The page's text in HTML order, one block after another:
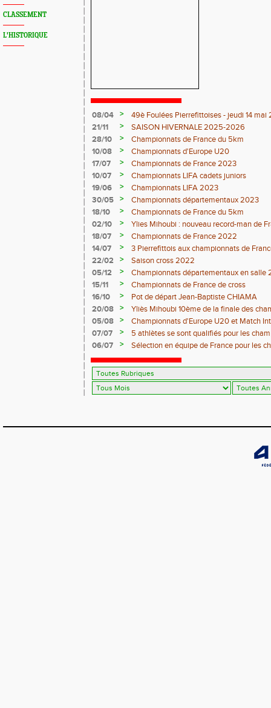
CLASSEMENT
L'HISTORIQUE
08/04 >
49è Foulées Pierrefittoises - jeudi 14
21/11
>
SAISON HIVERNALE 2025-2026
28/10
>
Championnats de France du 5km
10/08
>
Championnats d'Europe U20
17/07
>
Championnats de France 2023
10/07
>
Championnats LIFA cadets juniors
19/06
>
Championnats LIFA 2023
30/05
>
Championnats départementaux 2023
18/10
>
Championnats de France du 5km
02/10
>
Ylies Mihoubi : nouveau record-man de
18/07
>
Championnats de France 2022
14/07
>
3 Pierrefittois aux championnats de
22/02
>
Saison cross 2022
05/12
>
Championnats départementaux en salle
15/11
>
Championnats de France de cross
16/10
>
Pot de départ Jean-Baptiste CHIAMA
20/08
>
Yliès Mihoubi 10ème de la finale des
05/08
>
Championnats d'Europe U20 et Match
07/07
>
5 athlètes se sont qualifiés pour les
Juniors à Evry-Bondoufle du 9 Juillet au
06/07 >
Sélection en équipe de France pour les